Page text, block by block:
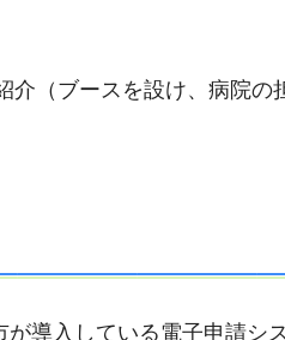
介（ブースを設け、病院の
導入している電子申請シ